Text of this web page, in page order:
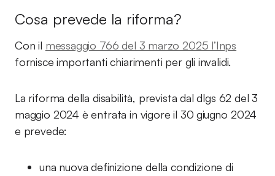
Cosa prevede la riforma?
Con il messaggio 766 del 3 marzo 2025 l’Inps
fornisce importanti chiarimenti per gli invalidi.
La riforma della disabilità, prevista dal dlgs 62 del 3
maggio 2024 è entrata in vigore il 30 giugno 2024
e prevede:
una nuova definizione della condizione di